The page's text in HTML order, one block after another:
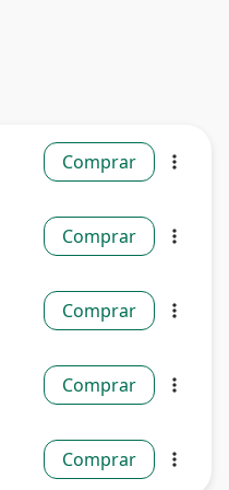
Comprar more_vert
Comprar more_vert
Comprar more_vert
Comprar more_vert
Comprar more_vert